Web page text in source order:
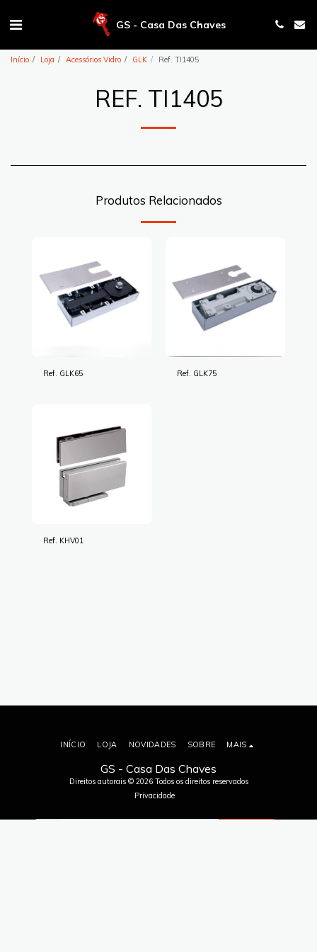
GS - Casa Das Chaves
Início Loja Acessórios Vidro GLK Ref. TI1405
REF. TI1405
Produtos Relacionados
Ref. GLK65 Ref. GLK75
Ref. KHV01
GS - Casa Das Chaves
Direitos autorais © 2026 Todos os direitos reservados
Privacidade
INÍCIO LOJA NOVIDADES SOBRE MAIS